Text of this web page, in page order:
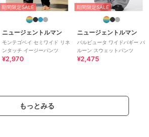
商品のお取り扱い方法
綿・コットン素材/カットソー素
材/ポリエステル素材/ ストラ
イプ/ 洗える / スキニー・スリ
/
ライフスタイ
ア/キャンプ・レジャー/フッ
/ サッカー
期間限定SALE
ニュージェントルマン
モンテゴベイ セミワイド リネ
ンタッチ イージーパンツ
¥2,970
期間限定SALE
ニュージェントルマン
バルビュータ ワイドバギー バ
ルーン スウェットパンツ
¥2,475
もっとみる